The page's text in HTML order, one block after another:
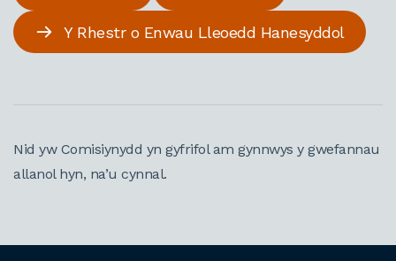
Y Rhestr o Enwau Lleoedd Hanesyddol
Nid yw Comisiynydd yn gyfrifol am gynnwys y gwefannau
allanol hyn, na’u cynnal.